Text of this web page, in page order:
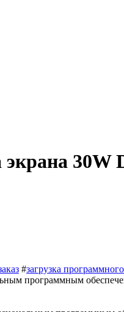
экрана
#загрузка
программным